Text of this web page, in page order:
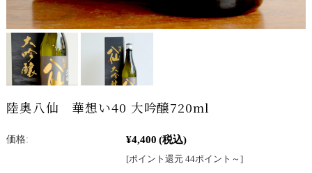
陸奥八仙 華想い40 大吟醸720ml
価格: ¥4,400 (税込)
[ポイント還元 44ポイント～]